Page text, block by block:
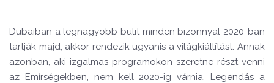
Dubaiban a legnagyobb bulit minden bizonnyal 2020-ban
tartják majd, akkor rendezik ugyanis a világkiállítást. Annak
azonban, aki izgalmas programokon szeretne részt venni
az Emírségekben, nem kell 2020-ig várnia. Legendás a